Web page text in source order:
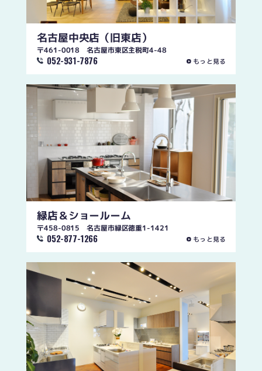
名古屋中央店 （旧東店）
〒461-0018 名古屋市東区主税町4-48
052-931-7876 もっと見る
緑店＆ショールーム
〒458-0815 名古屋市緑区徳重1-1421
052-877-1266 もっと見る